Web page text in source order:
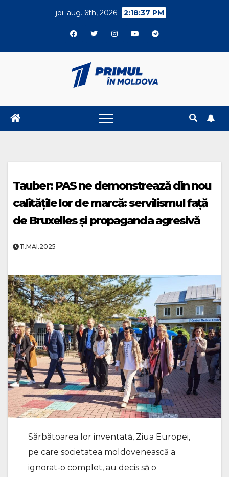
joi. aug. 6th, 2026 2:18:37 PM
Tauber: PAS ne demonstrează din nou
calitățile lor de marcă: servilismul față
de Bruxelles și propaganda agresivă
11.MAI.2025
Sărbătoarea lor inventată, Ziua Europei,
pe care societatea moldovenească a
ignorat-o complet, au decis să o